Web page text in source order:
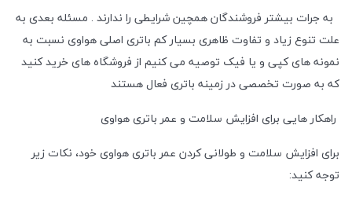
به جرات بیشتر فروشندگان همچین شرایطی را ندارند . مسئله بعدی به
علت تنوع زیاد و تفاوت ظاهری بسیار کم باتری اصلی هواوی نسبت به
نمونه های کپی و یا فیک توصیه می کنیم از فروشگاه های خرید کنید
که به صورت تخصصی در زمینه باتری فعال هستند
راهکار هایی برای افزایش سلامت و عمر باتری هواوی
برای افزایش سلامت و طولانی کردن عمر باتری هواوی خود، نکات زیر
توجه کنید: